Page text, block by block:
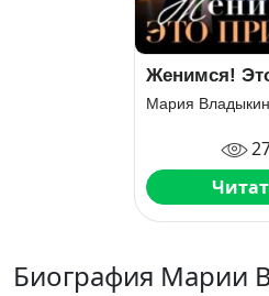
Женимся!
Мария
Биография Марии